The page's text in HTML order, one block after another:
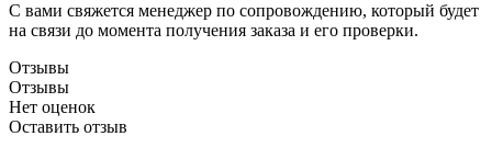
С вами свяжется менеджер по сопровождению, который будет
на связи до момента получения заказа и его проверки.
Отзывы
Отзывы
Нет оценок
Оставить отзыв